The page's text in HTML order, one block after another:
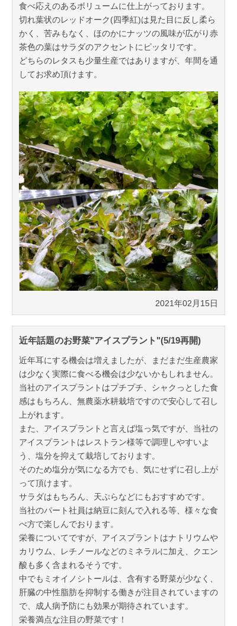
食べ応えのあるボリュームに仕上がっております。
切れ葉状のレッドオーク(四季紅)は見た目に反し柔ら
かく、苦みもなく、ほのかにナッツの風味が広がり赤
茶色の葉はサラダのアクセントにピッタリです。
どちらのレタスも少量生産ではありますが、年間を通
してお求め頂けます。
2021年02月15日
近年話題のお野菜"アイスプラント"(5/19再開)
近年耳にする機会は増えましたが、まだまだ生産農家
は少なく実際に食べる機会は少ないかもしれません。
当社のアイスプラントはプチプチ、シャクっとした食
感はもちろん、無農薬水耕栽培ですので安心して召し
上がれます。
また、アイスプラントと言えば塩っ気ですが、当社の
アイスプラントはレストラン様等で調理しやすいよ
う、塩分を抑えて栽培しております。
そのため塩分が気になる方でも、気にせずに召し上が
って頂けます。
サラダはもちろん、天ぷらなどにもおすすめです。
当社のパート社員は納豆に刻んで入れる等、様々な食
べ方で楽しんでおります。
栄養についてですが、アイスプラントはナトリウムや
カリウム、レチノールなどのミネラルに加え、クエン
酸も多く含まれるそうです。
中でもミオイノシトールは、含有する野菜が少なく、
肝臓の中性脂肪を抑制する働きが注目されていますの
で、成人病予防にも効果が期待されています。
栄養満点な注目の野菜です！